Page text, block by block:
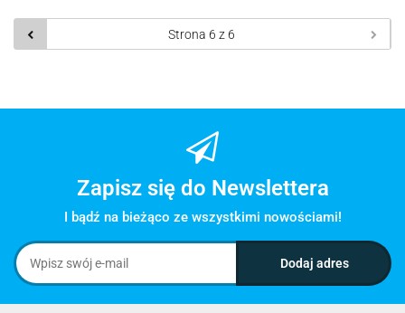
Zapisz się do Newslettera
I bądź na bieżąco ze wszystkimi nowościami!